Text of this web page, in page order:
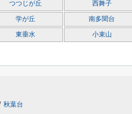
つつじが丘 西舞子
学が丘 南多聞台
東垂水 小束山
秋葉台